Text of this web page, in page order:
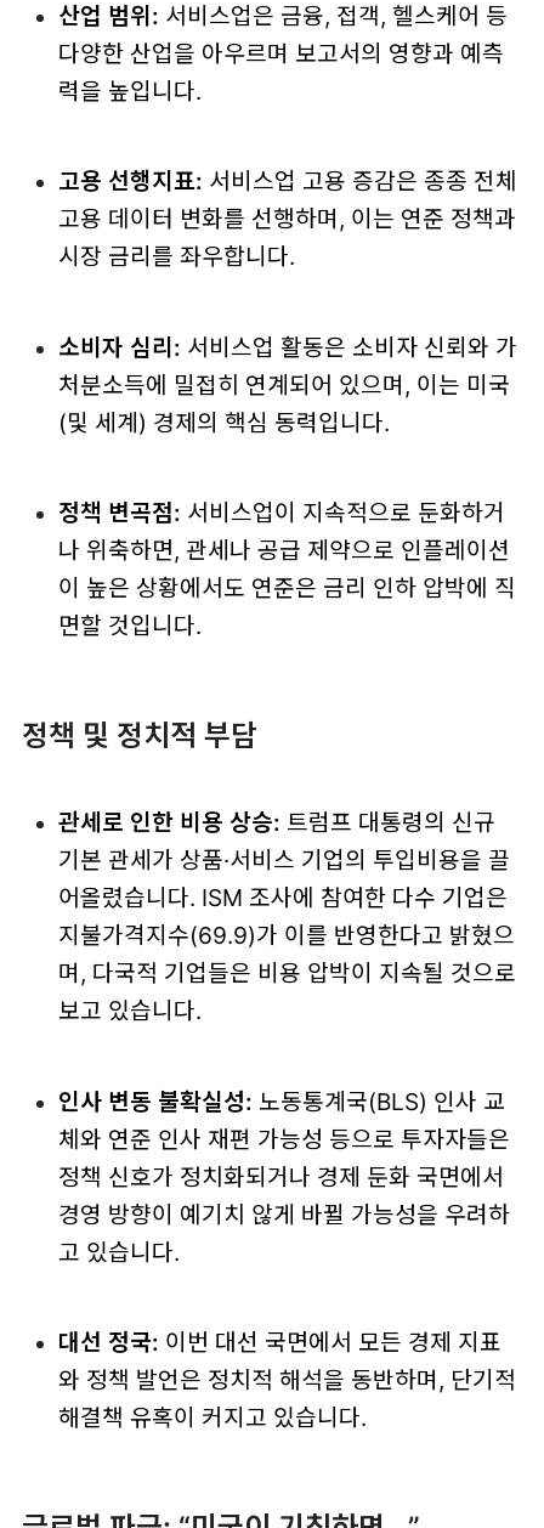
산업 범위: 서비스업은 금융, 접객, 헬스케어 등
다양한 산업을 아우르며 보고서의 영향과 예측
력을 높입니다.
고용 선행지표: 서비스업 고용 증감은 종종 전체
고용 데이터 변화를 선행하며, 이는 연준 정책과
시장 금리를 좌우합니다.
소비자 심리: 서비스업 활동은 소비자 신뢰와 가
처분소득에 밀접히 연계되어 있으며, 이는 미국
(및 세계) 경제의 핵심 동력입니다.
정책 변곡점: 서비스업이 지속적으로 둔화하거
나 위축하면, 관세나 공급 제약으로 인플레이션
이 높은 상황에서도 연준은 금리 인하 압박에 직
면할 것입니다.
정책 및 정치적 부담
관세로 인한 비용 상승: 트럼프 대통령의 신규
기본 관세가 상품·서비스 기업의 투입비용을 끌
어올렸습니다. ISM 조사에 참여한 다수 기업은
지불가격지수(69.9)가 이를 반영한다고 밝혔으
며, 다국적 기업들은 비용 압박이 지속될 것으로
보고 있습니다.
인사 변동 불확실성: 노동통계국(BLS) 인사 교
체와 연준 인사 재편 가능성 등으로 투자자들은
정책 신호가 정치화되거나 경제 둔화 국면에서
경영 방향이 예기치 않게 바뀔 가능성을 우려하
고 있습니다.
대선 정국: 이번 대선 국면에서 모든 경제 지표
와 정책 발언은 정치적 해석을 동반하며, 단기적
해결책 유혹이 커지고 있습니다.